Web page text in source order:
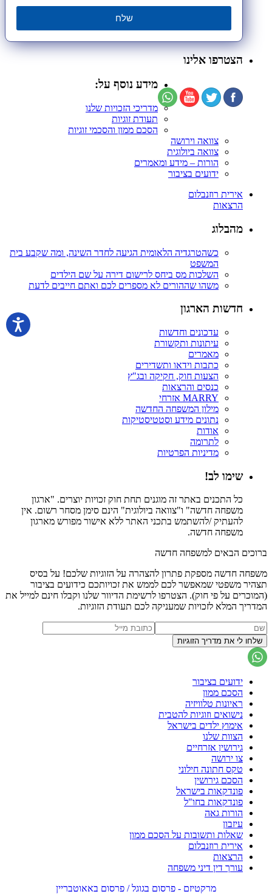
שלח
הצטרפו אלינו
מידע נוסף על:
מדריכי הזכויות שלנו
תעודת זוגיות
הסכם ממון והסכמי זוגיות
צוואה וירושה
צוואה ביולוגית
הורות – מידע ומאמרים
ידועים בציבור
אירית רוזנבלום
הרצאות
מהבלוג
כשהטרגדיה הלאומית הגיעה לחדר השינה, ומה שקבע בית
המשפט
השלכות מס ביחס לרישום דירה על שם הילדים
משהו שההורים לא מספרים לכם ואתם חייבים לדעת
חדשות הארגון
עדכונים וחדשות
עיתונות ותקשורת
מאמרים
כתבות וידאו ותשדירים
הצעות חוק, חקיקה ובג"ץ
כנסים והרצאות
MARRY אזרחי
מילון המשפחה החדשה
נתונים מידע וסטטיסטיקות
אודות
לתרומה
מדיניות הפרטיות
שימו לב!
כל התכנים באתר זה מוגנים תחת חוק זכויות יוצרים. "ארגון
משפחה חדשה" ו"צוואה ביולוגית" הינם סימן מסחר רשום. אין
להעתיק /להשתמש בתכני האתר ללא אישור מפורש מארגון
משפחה חדשה.
ברוכים הבאים למשפחה חדשה
משפחה חדשה מספקת פתרון להצהרה על הזוגיות שלכם! על בסיס
תצהיר משפטי שמאפשר לכם לממש את זכויותכם כידועים בציבור
(המוכרים על פי חוק). הצטרפו לרשימת הדיוור שלנו וקבלו חינם למייל את
המדריך המלא לזכויות שמעניקה לכם תעודת הזוגיות.
ידועים בציבור
הסכם ממון
ראיונות טלוויזיה
נישואים וזוגיות להטבית
אימוץ ילדים בישראל
הצוות שלנו
גירושין אזרחיים
צו ירושה
טקס חתונה חילוני
הסכם גירושין
פונדקאות בישראל
פונדקאות בחו"ל
הורות גאה
עיזבון
שאלות ותשובות על הסכם ממון
אירית רוזנבלום
הרצאות
עורך דין דיני משפחה
מרקטיזם - פרסום בגוגל / פרסום באאוטבריין